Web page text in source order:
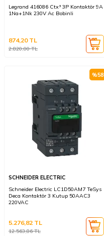
Legrand 416086 Ctx³ 3P Kontaktör 9A
1Na+1Nk 230V Ac Bobinli
2.820,00TL
874,20TL
%58
SCHNEIDER ELECTRIC
Schneider Electric LC1D50AM7 TeSys
Deca Kontaktör 3 Kutup 50AAC3
220VAC
12.563,86TL
5.276,82 TL